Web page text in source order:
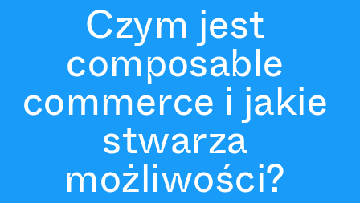
Czym jest
composable
commerce i jakie
stwarza
możliwości?